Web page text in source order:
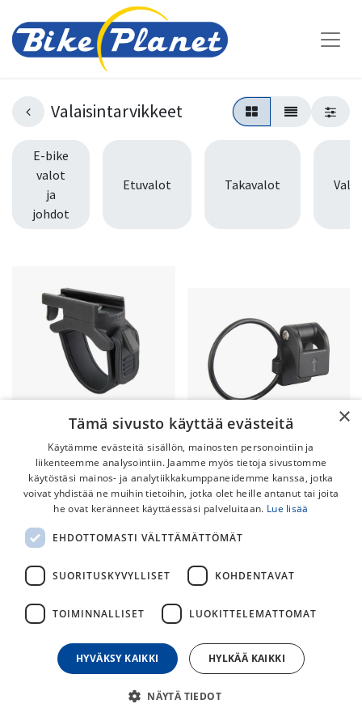
Valaisintarvikkeet
E-bike
valot
ja
johdot
Etuvalot Takavalot
Valaisimen Tankoteline
Kumilenkillä
10,00
Ravemen ABM-02
Takavalon Pidike
×
Tämä sivusto käyttää evästeitä
Käytämme evästeitä sisällön, mainosten personointiin ja
liikenteemme analysointiin. Jaamme myös tietoja sivustomme
käytöstäsi mainos- ja analytiikkakumppaneidemme kanssa, jotka
voivat yhdistää ne muihin tietoihin, jotka olet heille antanut tai joita
he ovat keränneet käyttäessäsi palveluitaan. Lue lisää
EHDOTTOMASTI VÄLTTÄMÄTTÖMÄT
SUORITUSKYVYLLISET KOHDENTAVAT
TOIMINNALLISET LUOKITTELEMATTOMAT
HYVÄKSY KAIKKI HYLKÄÄ KAIKKI
NÄYTÄ TIEDOT